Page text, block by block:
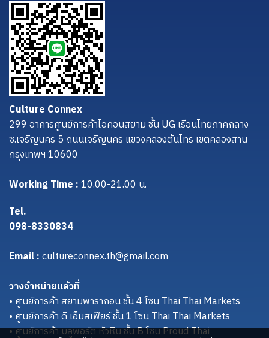
Culture Connex
299 อาคารศูนย์การค้าไอคอนสยาม ชั้น UG เรือนไทยภาคกลาง
ซ.เจริญนคร 5 ถนนเจริญนคร แขวงคลองต้นไทร เขตคลองสาน
กรุงเทพฯ 10600
Working Time :10.00-21.00 น.
Tel.
098-8330834
Email :cultureconnex.th@gmail.com
วางจำหน่ายแล้วที่
• ศูนย์การค้า สยามพารากอน ชั้น 4 โซน Thai Thai Markets
• ศูนย์การค้า ดิ เอ็มสเฟียร์ ชั้น 1 โซน Thai Thai Markets
• ศูนย์การค้า บลูพอร์ต หัวหิน ชั้น B โซน Proud Thai